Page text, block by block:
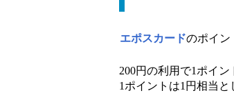
エポスカードのポイン
200円の利用で1ポイン
1ポイントは1円相当と